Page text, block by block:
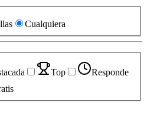
Cualquiera
Top
Responde